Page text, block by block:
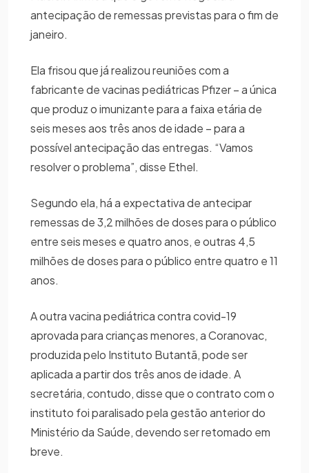
antecipação de remessas previstas para o fim de
janeiro.
Ela frisou que já realizou reuniões com a
fabricante de vacinas pediátricas Pfizer – a única
que produz o imunizante para a faixa etária de
seis meses aos três anos de idade – para a
possível antecipação das entregas. “Vamos
resolver o problema”, disse Ethel.
Segundo ela, há a expectativa de antecipar
remessas de 3,2 milhões de doses para o público
entre seis meses e quatro anos, e outras 4,5
milhões de doses para o público entre quatro e 11
anos.
A outra vacina pediátrica contra covid-19
aprovada para crianças menores, a Coranovac,
produzida pelo Instituto Butantã, pode ser
aplicada a partir dos três anos de idade. A
secretária, contudo, disse que o contrato com o
instituto foi paralisado pela gestão anterior do
Ministério da Saúde, devendo ser retomado em
breve.